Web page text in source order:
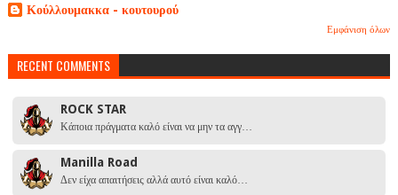
Κούλλουμακκα - κουτουρού
Εμφάνιση όλων
RECENT COMMENTS
ROCK STAR
Κάποια πράγματα καλό είναι να μην τα αγγ…
Manilla Road
Δεν είχα απαιτήσεις αλλά αυτό είναι καλό…